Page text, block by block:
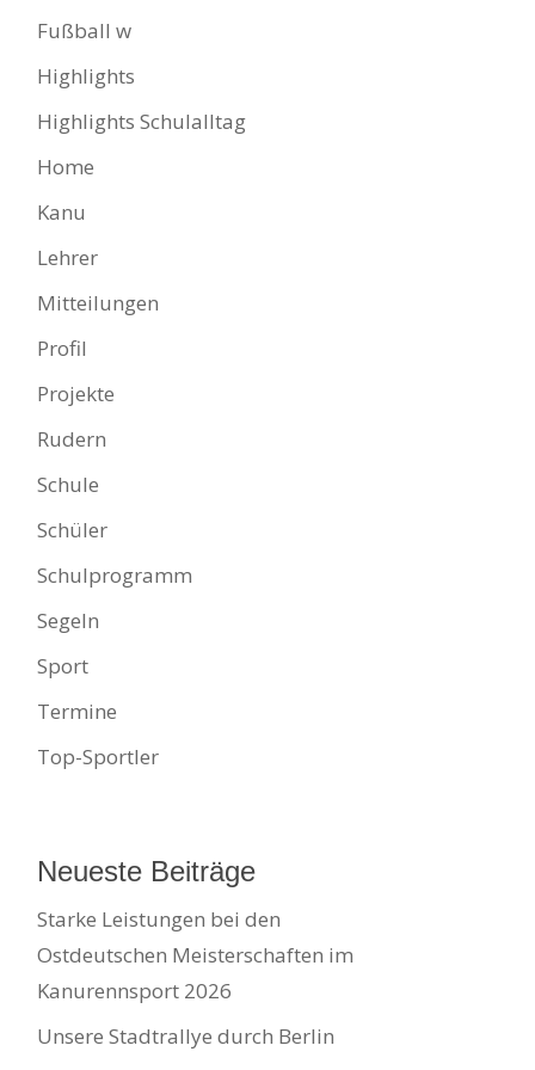
Fußball w
Highlights
Highlights Schulalltag
Home
Kanu
Lehrer
Mitteilungen
Profil
Projekte
Rudern
Schule
Schüler
Schulprogramm
Segeln
Sport
Termine
Top-Sportler
Neueste Beiträge
Starke Leistungen bei den
Ostdeutschen Meisterschaften im
Kanurennsport 2026
Unsere Stadtrallye durch Berlin